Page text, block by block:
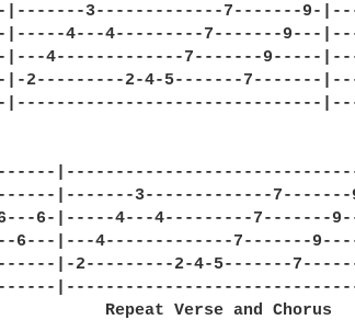
3-------------7-------9-
4---4---------7-------9---
|---4-------------7-------9-----
2---------2-4-5-------7-------
|-------3-------------7-------
6-|-----4---4---------7-------
6---|---4-------------7-------
|-2---------2-4-5-------
Repeat Verse and Chorus